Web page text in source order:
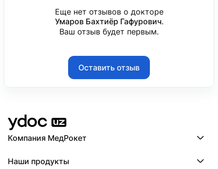
Еще нет отзывов о докторе
Умаров Бахтиёр Гафурович.
Ваш отзыв будет первым.
Оставить отзыв
Компания МедРокет
О YDoc
Наши продукты